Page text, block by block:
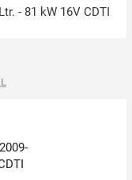
- 81 kW 16V CDTI